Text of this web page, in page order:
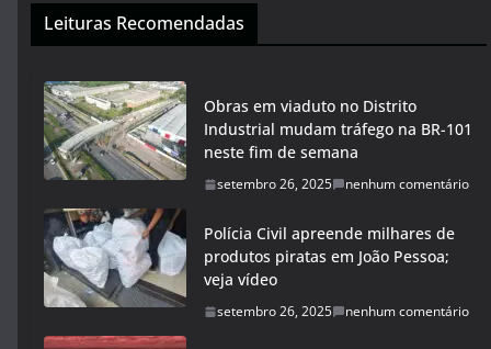
Leituras Recomendadas
Obras em viaduto no Distrito
Industrial mudam tráfego na BR-101
neste fim de semana
setembro 26, 2025 nenhum comentário
Polícia Civil apreende milhares de
produtos piratas em João Pessoa;
veja vídeo
setembro 26, 2025 nenhum comentário